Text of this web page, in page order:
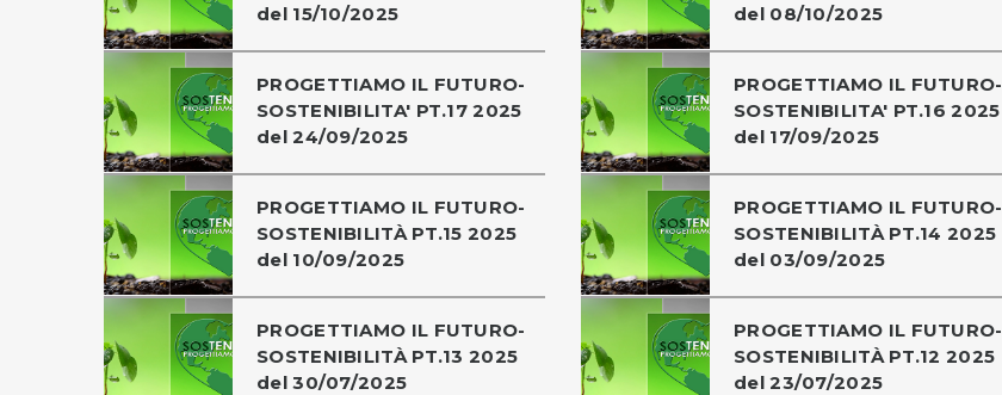
del 15/10/2025
del 08/10/2025
PROGETTIAMO IL FUTURO-
SOSTENIBILITA' PT.17 2025
del 24/09/2025
PROGETTIAMO IL FUTURO-
SOSTENIBILITA' PT.16 2025
del 17/09/2025
PROGETTIAMO IL FUTURO-
SOSTENIBILITÀ PT.15 2025
del 10/09/2025
PROGETTIAMO IL FUTURO-
SOSTENIBILITÀ PT.14 2025
del 03/09/2025
PROGETTIAMO IL FUTURO-
SOSTENIBILITÀ PT.13 2025
del 30/07/2025
PROGETTIAMO IL FUTURO-
SOSTENIBILITÀ PT.12 2025
del 23/07/2025